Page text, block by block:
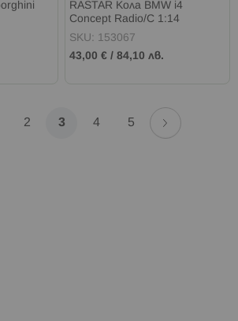
RASTAR Кола BMW i4
Concept Radio/C 1:14
SKU: 153067
43,00 € /84,10 лв.
Страница
2 В
3 Страница
4 Страница
5
Страница
Напред